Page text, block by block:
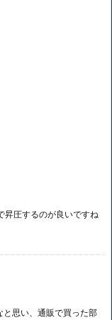
昇圧するのが良いですね
思い、通販で買った部